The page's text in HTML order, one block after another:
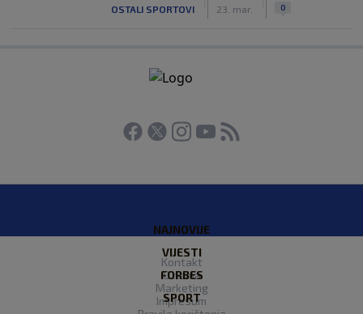
OSTALI SPORTOVI 23. mar. 0
NAJNOVIJE
VIJESTI
FORBES
SPORT
Kontakt
O nama
Marketing
Impresum